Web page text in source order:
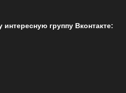
группу Вконтакте: